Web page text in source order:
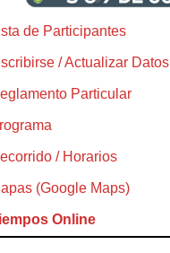
de Participantes
/ Actualizar Datos
Particular
/ Horarios
(Google Maps)
Online